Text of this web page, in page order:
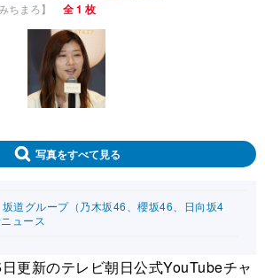
ちまろ】 全 1 枚
写真をすべて見る
坂道グループ（乃木坂46、櫻坂46、日向坂4
ュース
更新のテレビ朝日公式YouTubeチャ